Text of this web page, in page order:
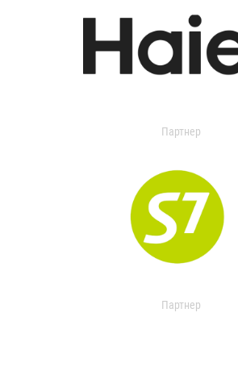
Партнер
Партнер